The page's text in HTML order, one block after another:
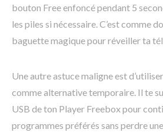
bouton Free enfoncé pendant 5
les piles si nécessaire. C’est comme
baguette magique pour réveiller ta
Une autre astuce maligne est
comme alternative temporaire. Il te
USB de ton Player Freebox pour
programmes préférés sans perdre